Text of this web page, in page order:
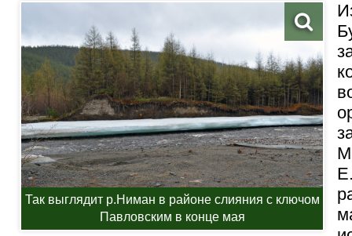
Так выглядит р.Ниман в районе слияния с ключом
Павловским в конце мая